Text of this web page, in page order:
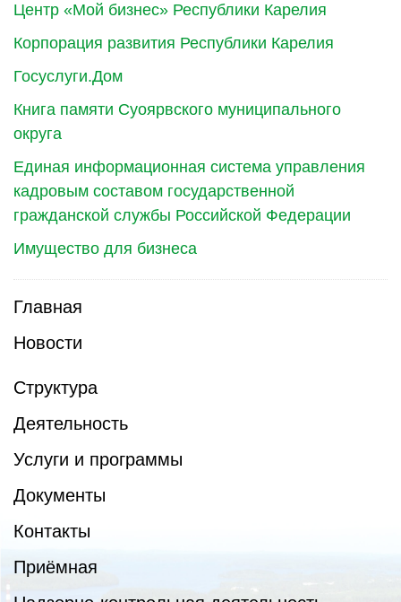
Центр «Мой бизнес» Республики Карелия
Корпорация развития Республики Карелия
Госуслуги.Дом
Книга памяти Суоярвского муниципального
округа
Единая информационная система управления
кадровым составом государственной
гражданской службы Российской Федерации
Имущество для бизнеса
Главная
Новости
Структура
Деятельность
Услуги и программы
Документы
Контакты
Приёмная